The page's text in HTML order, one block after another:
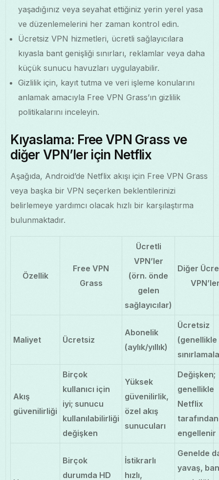
yaşadığınız veya seyahat ettiğiniz yerin yerel yasa
ve düzenlemelerini her zaman kontrol edin.
Ücretsiz VPN hizmetleri, ücretli sağlayıcılara
kıyasla bant genişliği sınırları, reklamlar veya daha
küçük sunucu havuzları uygulayabilir.
Gizlilik için, kayıt tutma ve veri işleme konularını
anlamak amacıyla Free VPN Grass’ın gizlilik
politikalarını inceleyin.
Kıyaslama: Free VPN Grass ve
diğer VPN’ler için Netflix
Aşağıda, Android’de Netflix akışı için Free VPN Grass
veya başka bir VPN seçerken beklentilerinizi
belirlemeye yardımcı olacak hızlı bir karşılaştırma
bulunmaktadır.
Özellik
Free VPN
Grass
Ücretli
VPN’ler
(örn. önde
gelen
sağlayıcılar)
Diğer
Maliyet Ücretsiz
Abonelik
(aylık/yıllık)
Ücretsiz
(genellikle
Akış
güvenilirliği
Birçok
kullanıcı için
iyi; sunucu
kullanılabilirliği
değişken
Yüksek
güvenilirlik,
özel akış
sunucuları
Değişken;
genellikle
Netflix
tarafından
engellenir
Birçok
durumda HD
İstikrarlı
hızlı,
Genelde
yavaş,